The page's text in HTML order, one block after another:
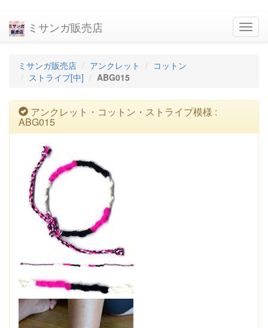
ミサンガ販売店
ミサンガ販売店 アンクレット
コットン
ストライプ[中]
ABG015
アンクレット・コットン・ストライプ模様 :
ABG015